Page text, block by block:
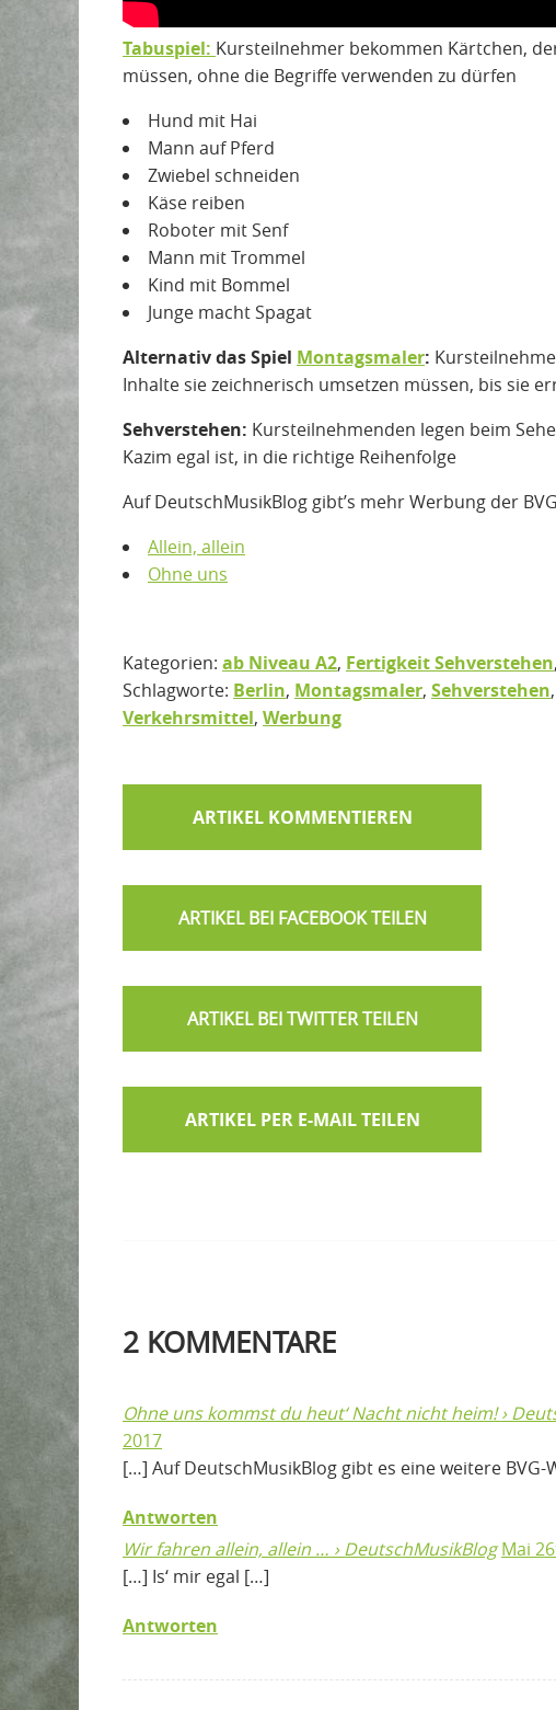
Tabuspiel: Kursteilnehmer bekommen Kärtchen,
müssen, ohne die Begriffe verwenden zu dürfen
Hund mit Hai
Mann auf Pferd
Zwiebel schneiden
Käse reiben
Roboter mit Senf
Mann mit Trommel
Kind mit Bommel
Junge macht Spagat
Alternativ das Spiel Montagsmaler:
Inhalte sie zeichnerisch umsetzen müssen, bis sie
Sehverstehen: Kursteilnehmenden legen beim
Kazim egal ist, in die richtige Reihenfolge
Auf DeutschMusikBlog gibt’s mehr Werbung der
Allein, allein
Ohne uns
Kategorien: ab Niveau A2, Fertigkeit Sehverstehen,
Schlagworte: Berlin, Montagsmaler, Sehverstehen,
Verkehrsmittel, Werbung
ARTIKEL KOMMENTIEREN
ARTIKEL PER E-MAIL TEILEN
2 KOMMENTARE
Ohne uns kommst du heut‘ Nacht nicht heim! ›
2017
[…] Auf DeutschMusikBlog gibt es eine weitere BVG-
Antworten
Wir fahren allein, allein … › DeutschMusikBlog Mai
[…] Is‘ mir egal […]
Antworten